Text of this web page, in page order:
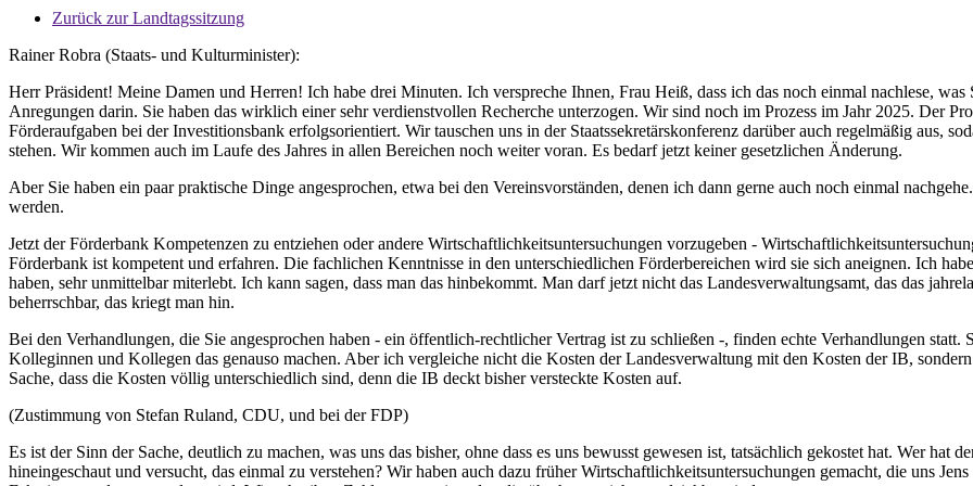
Zurück zur Landtagssitzung
Rainer Robra (Staats- und Kulturminister):
Herr Präsident! Meine Damen und Herren! Ich habe drei Minuten. Ich verspreche Ihnen, Frau Heiß, dass ich das noch einmal nachlese,
Anregungen darin. Sie haben das wirklich einer sehr verdienstvollen Recherche unterzogen. Wir sind noch im Prozess im Jahr 2025. Der
Förderaufgaben bei der Investitionsbank erfolgsorientiert. Wir tauschen uns in der Staatssekretärskonferenz darüber auch regelmäßig aus,
stehen. Wir kommen auch im Laufe des Jahres in allen Bereichen noch weiter voran. Es bedarf jetzt keiner gesetzlichen Änderung.
Aber Sie haben ein paar praktische Dinge angesprochen, etwa bei den Vereinsvorständen, denen ich dann gerne auch noch einmal
werden.
Jetzt der Förderbank Kompetenzen zu entziehen oder andere Wirtschaftlichkeitsuntersuchungen vorzugeben -
Förderbank ist kompetent und erfahren. Die fachlichen Kenntnisse in den unterschiedlichen Förderbereichen wird sie sich aneignen. Ich
haben, sehr unmittelbar miterlebt. Ich kann sagen, dass man das hinbekommt. Man darf jetzt nicht das Landesverwaltungsamt, das das
beherrschbar, das kriegt man hin.
Bei den Verhandlungen, die Sie angesprochen haben - ein öffentlich-rechtlicher Vertrag ist zu schließen -, finden echte Verhandlungen
Kolleginnen und Kollegen das genauso machen. Aber ich vergleiche nicht die Kosten der Landesverwaltung mit den Kosten der IB,
Sache, dass die Kosten völlig unterschiedlich sind, denn die IB deckt bisher versteckte Kosten auf.
(Zustimmung von Stefan Ruland, CDU, und bei der FDP)
Es ist der Sinn der Sache, deutlich zu machen, was uns das bisher, ohne dass es uns bewusst gewesen ist, tatsächlich gekostet hat. Wer
hineingeschaut und versucht, das einmal zu verstehen? Wir haben auch dazu früher Wirtschaftlichkeitsuntersuchungen gemacht, die uns